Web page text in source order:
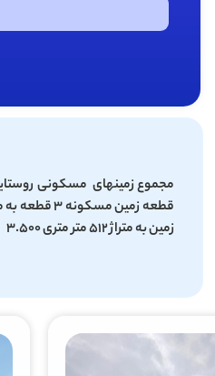
زمین به متراژ ۵۱۲ متر متری 3.500